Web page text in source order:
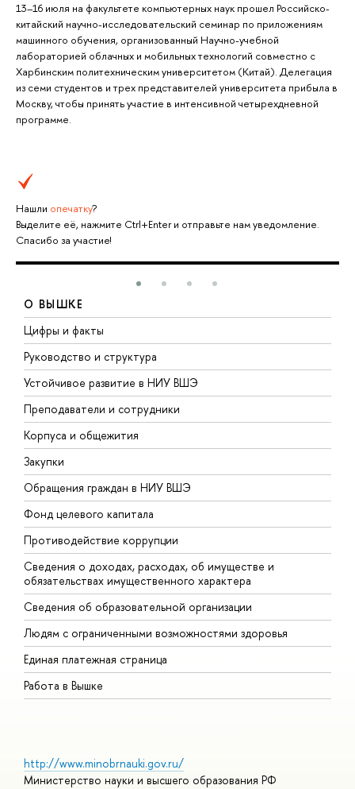
13–16 июля на факультете компьютерных наук прошел Российско-
китайский научно-исследовательский семинар по приложениям
машинного обучения, организованный Научно-учебной
лабораторией облачных и мобильных технологий совместно с
Харбинским политехническим университетом (Китай). Делегация
из семи студентов и трех представителей университета прибыла в
Москву, чтобы принять участие в интенсивной четырехдневной
программе.
Нашли опечатку?
Выделите её, нажмите Ctrl+Enter и отправьте нам уведомление.
Спасибо за участие!
О ВЫШКЕ
Цифры и факты
Руководство и структура
Устойчивое развитие в НИУ ВШЭ
Преподаватели и сотрудники
Корпуса и общежития
Закупки
Обращения граждан в НИУ ВШЭ
Фонд целевого капитала
Противодействие коррупции
Сведения о доходах, расходах, об имуществе и
обязательствах имущественного характера
Сведения об образовательной организации
Людям с ограниченными возможностями здоровья
Единая платежная страница
Работа в Вышке
http://www.minobrnauki.gov.ru/
Министерство науки и высшего образования РФ